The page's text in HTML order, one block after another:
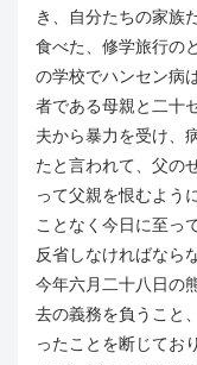
き、自分たちの家族
食べた、修学旅行の
の学校でハンセン病
者である母親と二十
夫から暴力を受け、
たと言われて、父の
って父親を恨むよう
ことなく今日に至っ
反省しなければなら
今年六月二十八日の
去の義務を負うこと
ったことを断じてお